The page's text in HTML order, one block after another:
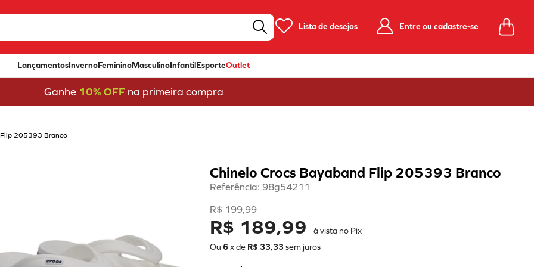
Lista de desejos Entre ou cadastre-se
LançamentosInvernoFemininoMasculinoInfantilEsporteOutlet
Ganhe 10% OFFna primeira compra
Flip 205393 Branco
Chinelo Crocs Bayaband Flip 205393 Branco
Referência: 98g54211
R$ 199,99
R$ 189,99
à vista no Pix
Ou6x de R$ 33,33 sem juros